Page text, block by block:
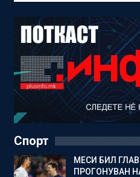
Спорт
МЕСИ БИЛ
ПРОГОНУВАН